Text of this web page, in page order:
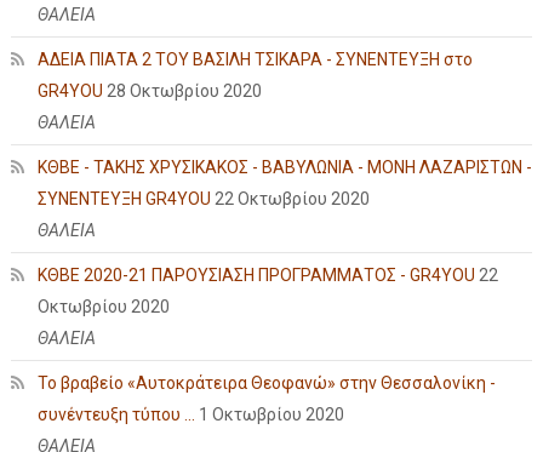
ΘΑΛΕΙΑ
ΑΔΕΙΑ ΠΙΑΤΑ 2 ΤΟΥ ΒΑΣΙΛΗ ΤΣΙΚΑΡΑ - ΣΥΝΕΝΤΕΥΞΗ στο
GR4YOU 28 Οκτωβρίου 2020
ΘΑΛΕΙΑ
ΚΘΒΕ - ΤΑΚΗΣ ΧΡΥΣΙΚΑΚΟΣ - ΒΑΒΥΛΩΝΙΑ - ΜΟΝΗ ΛΑΖΑΡΙΣΤΩΝ -
ΣΥΝΕΝΤΕΥΞΗ GR4YOU 22 Οκτωβρίου 2020
ΘΑΛΕΙΑ
ΚΘΒΕ 2020-21 ΠΑΡΟΥΣΙΑΣΗ ΠΡΟΓΡΑΜΜΑΤΟΣ - GR4YOU 22
Οκτωβρίου 2020
ΘΑΛΕΙΑ
Το βραβείο «Αυτοκράτειρα Θεοφανώ» στην Θεσσαλονίκη -
συνέντευξη τύπου ...
1 Οκτωβρίου 2020
ΘΑΛΕΙΑ